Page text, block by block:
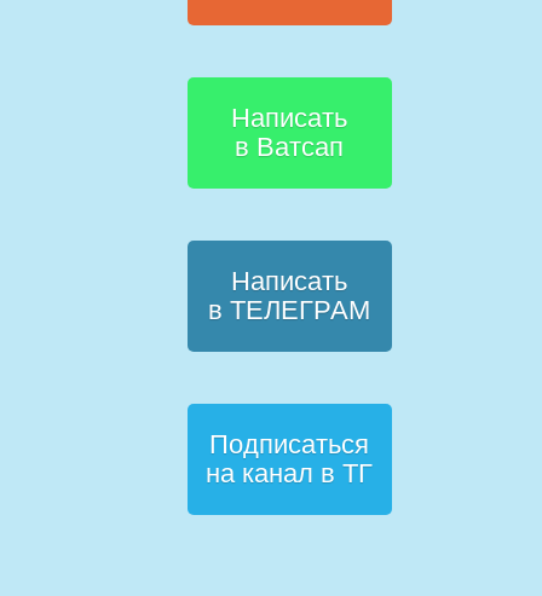
Написать
в Ватсап
Написать
в ТЕЛЕГРАМ
Подписаться
на канал в ТГ